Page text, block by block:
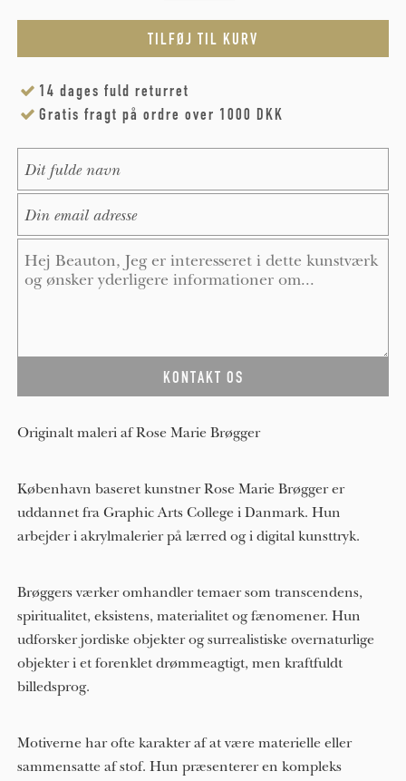
14 dages fuld returret
Gratis fragt på ordre over 1000 DKK
Originalt maleri af Rose Marie Brøgger
København baseret kunstner Rose Marie Brøgger er
uddannet fra Graphic Arts College i Danmark. Hun
arbejder i akrylmalerier på lærred og i digital kunsttryk.
Brøggers værker omhandler temaer som transcendens,
spiritualitet, eksistens, materialitet og fænomener. Hun
udforsker jordiske objekter og surrealistiske overnaturlige
objekter i et forenklet drømmeagtigt, men kraftfuldt
billedsprog.
Motiverne har ofte karakter af at være materielle eller
sammensatte af stof. Hun præsenterer en kompleks